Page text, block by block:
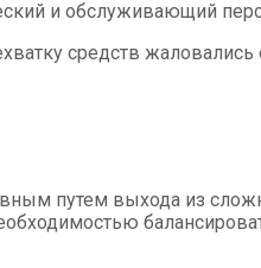
и обслуживающий
средств жаловались
путем выхода из